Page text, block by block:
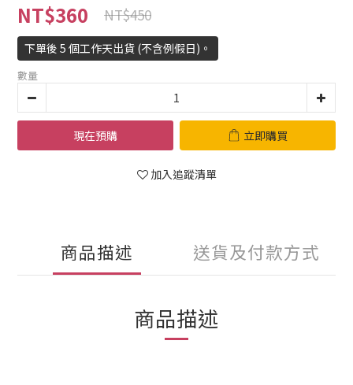
NT$360 NT$450
下單後 5 個工作天出貨 (不含例假日)。
數量
現在預購 立即購買
加入追蹤清單
商品描述 送貨及付款方式
商品描述